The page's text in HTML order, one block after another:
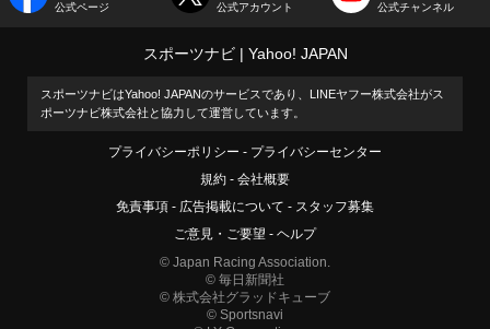
公式ページ
公式アカウント
公式チャンネル
スポーツナビ Yahoo! JAPAN
スポーツナビはYahoo! JAPANのサービスであり、LINEヤフー株式会社がス
ポーツナビ株式会社と協力して運営しています。
プライバシーポリシー
プライバシーセンター
規約
会社概要
免責事項
広告掲載について
スタッフ募集
ご意見・ご要望
ヘルプ
© Japan Racing Association.
© 毎日新聞社
© 株式会社グラッドキューブ
© Sportsnavi